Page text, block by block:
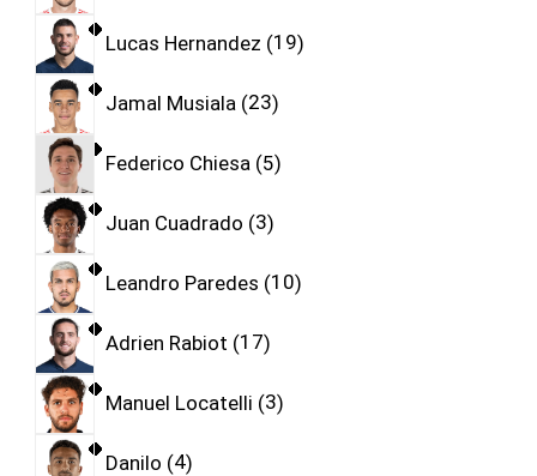
Lucas Hernandez 19
Jamal Musiala 23
Federico Chiesa 5
Juan Cuadrado 3
Leandro Paredes 10
Adrien Rabiot 17
Manuel Locatelli 3
Danilo 4